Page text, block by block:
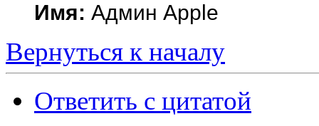
Имя: Админ Apple
Вернуться к началу
Ответить с цитатой